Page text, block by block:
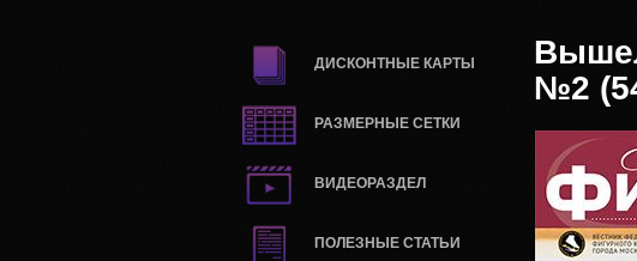
ДИСКОНТНЫЕ КАРТЫ
РАЗМЕРНЫЕ СЕТКИ
ВИДЕОРАЗДЕЛ
ПОЛЕЗНЫЕ СТАТЬИ
№2